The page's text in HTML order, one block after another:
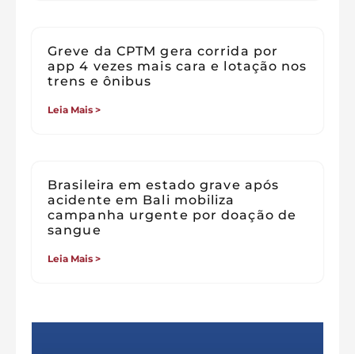
Greve da CPTM gera corrida por
app 4 vezes mais cara e lotação nos
trens e ônibus
Leia Mais >
Brasileira em estado grave após
acidente em Bali mobiliza
campanha urgente por doação de
sangue
Leia Mais >